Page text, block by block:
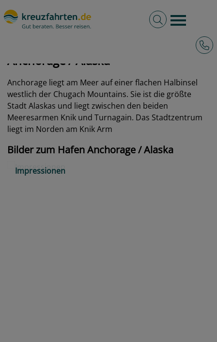
Burger
Volltextsuche
Anchorage / Alaska
Anchorage liegt am Meer auf einer flachen Halbinsel
westlich der Chugach Mountains. Sie ist die größte
Stadt Alaskas und liegt zwischen den beiden
Meeresarmen Knik und Turnagain. Das Stadtzentrum
liegt im Norden am Knik Arm
Bilder zum Hafen Anchorage / Alaska
Impressionen